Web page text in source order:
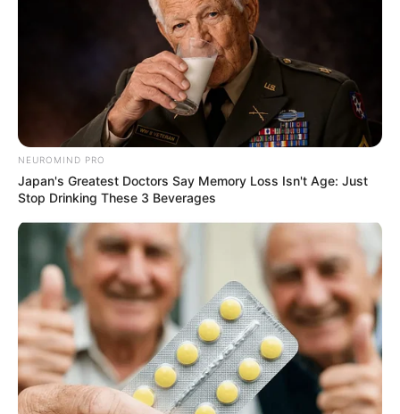
NEUROMIND PRO
Japan's Greatest Doctors Say Memory Loss Isn't Age: Just
Stop Drinking These 3 Beverages